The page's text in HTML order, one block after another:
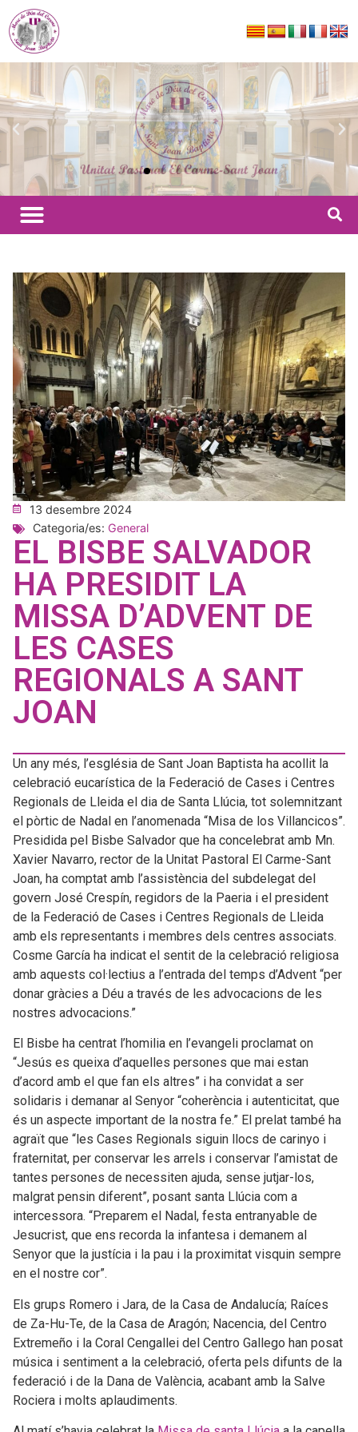
13 desembre 2024
Categoria/es: General
EL BISBE SALVADOR
HA PRESIDIT LA
MISSA D’ADVENT DE
LES CASES
REGIONALS A SANT
JOAN
Un any més, l’església de Sant Joan Baptista ha acollit la
celebració eucarística de la Federació de Cases i Centres
Regionals de Lleida el dia de Santa Llúcia, tot solemnitzant
el pòrtic de Nadal en l’anomenada “Misa de los Villancicos”.
Presidida pel Bisbe Salvador que ha concelebrat amb Mn.
Xavier Navarro, rector de la Unitat Pastoral El Carme-Sant
Joan, ha comptat amb l’assistència del subdelegat del
govern José Crespín, regidors de la Paeria i el president
de la Federació de Cases i Centres Regionals de Lleida
amb els representants i membres dels centres associats.
Cosme García ha indicat el sentit de la celebració religiosa
amb aquests col·lectius a l’entrada del temps d’Advent “per
donar gràcies a Déu a través de les advocacions de les
nostres advocacions.”
El Bisbe ha centrat l’homilia en l’evangeli proclamat on
“Jesús es queixa d’aquelles persones que mai estan
d’acord amb el que fan els altres” i ha convidat a ser
solidaris i demanar al Senyor “coherència i autenticitat, que
és un aspecte important de la nostra fe.” El prelat també ha
agraït que “les Cases Regionals siguin llocs de carinyo i
fraternitat, per conservar les arrels i conservar l’amistat de
tantes persones de necessiten ajuda, sense jutjar-los,
malgrat pensin diferent”, posant santa Llúcia com a
intercessora. “Preparem el Nadal, festa entranyable de
Jesucrist, que ens recorda la infantesa i demanem al
Senyor que la justícia i la pau i la proximitat visquin sempre
en el nostre cor”.
Els grups Romero i Jara, de la Casa de Andalucía; Raíces
de Za-Hu-Te, de la Casa de Aragón; Nacencia, del Centro
Extremeño i la Coral Cengallei del Centro Gallego han posat
música i sentiment a la celebració, oferta pels difunts de la
federació i de la Dana de València, acabant amb la Salve
Rociera i molts aplaudiments.